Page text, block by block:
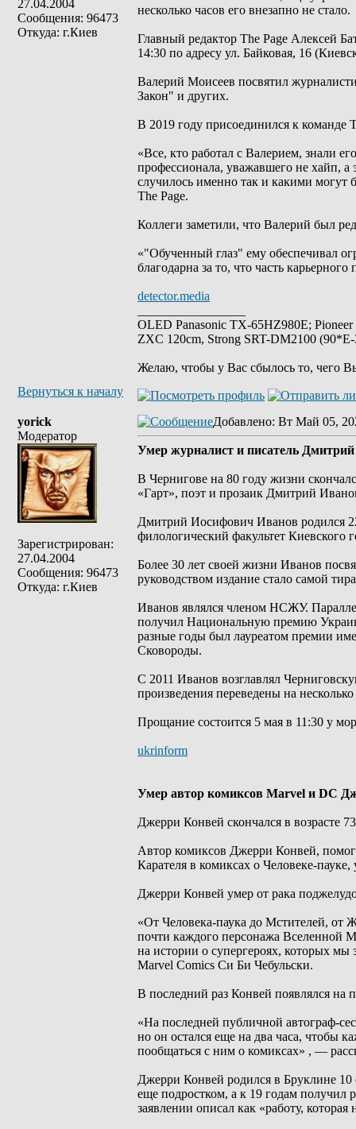
27.04.2004
Сообщения: 96473
Откуда: г.Киев
несколько часов его внезапно не стало.
Главный редактор The Page Алексей
14:30 по адресу ул. Байковая, 16
Валерий Моисеев посвятил
Закон" и других.
В 2019 году присоединился к команде
«Все, кто работал с Валерием, знали
профессионала, уважавшего не хайп, а
случилось именно так и какими могут
The Page.
Коллеги заметили, что Валерий был
«"Обученный глаз" ему обеспечивал
благодарна за то, что часть
detector.media
OLED Panasonic TX-65HZ980E;
ZXC 120cm, Strong SRT-DM2100
Желаю, чтобы у Вас сбылось то, чего
Вернуться к началу
yorick
Модератор
Зарегистрирован:
27.04.2004
Сообщения: 96473
Откуда: г.Киев
Добавлено: Вт Май 05,
Умер журналист и писатель
В Чернигове на 80 году жизни
«Гарт», поэт и прозаик Дмитрий
Дмитрий Иосифович Иванов родился
филологический факультет Киевского
Более 30 лет своей жизни Иванов
руководством издание стало самой
Иванов являлся членом НСЖУ.
получил Национальную премию
разные годы был лауреатом премии
Сковороды.
С 2011 Иванов возглавлял
произведения переведены на
Прощание состоится 5 мая в 11:30 у
ukrinform
Умер автор комиксов Marvel и DC
Джерри Конвей скончался в возрасте
Автор комиксов Джерри Конвей,
Карателя в комиксах о Человеке-
Джерри Конвей умер от рака
«От Человека-паука до Мстителей, от
почти каждого персонажа Вселенной
на истории о супергероях, которых мы
Marvel Comics Си Би Чебульски.
В последний раз Конвей появлялся на
«На последней публичной автограф-
но он остался еще на два часа, чтобы
пообщаться с ним о комиксах» , —
Джерри Конвей родился в Бруклине 10
еще подростком, а к 19 годам получил
заявлении описал как «работу,